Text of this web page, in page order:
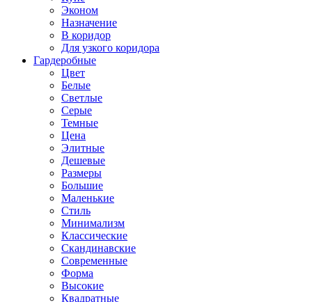
Эконом
Назначение
В коридор
Для узкого коридора
Гардеробные
Цвет
Белые
Светлые
Серые
Темные
Цена
Элитные
Дешевые
Размеры
Большие
Маленькие
Стиль
Минимализм
Классические
Скандинавские
Современные
Форма
Высокие
Квадратные